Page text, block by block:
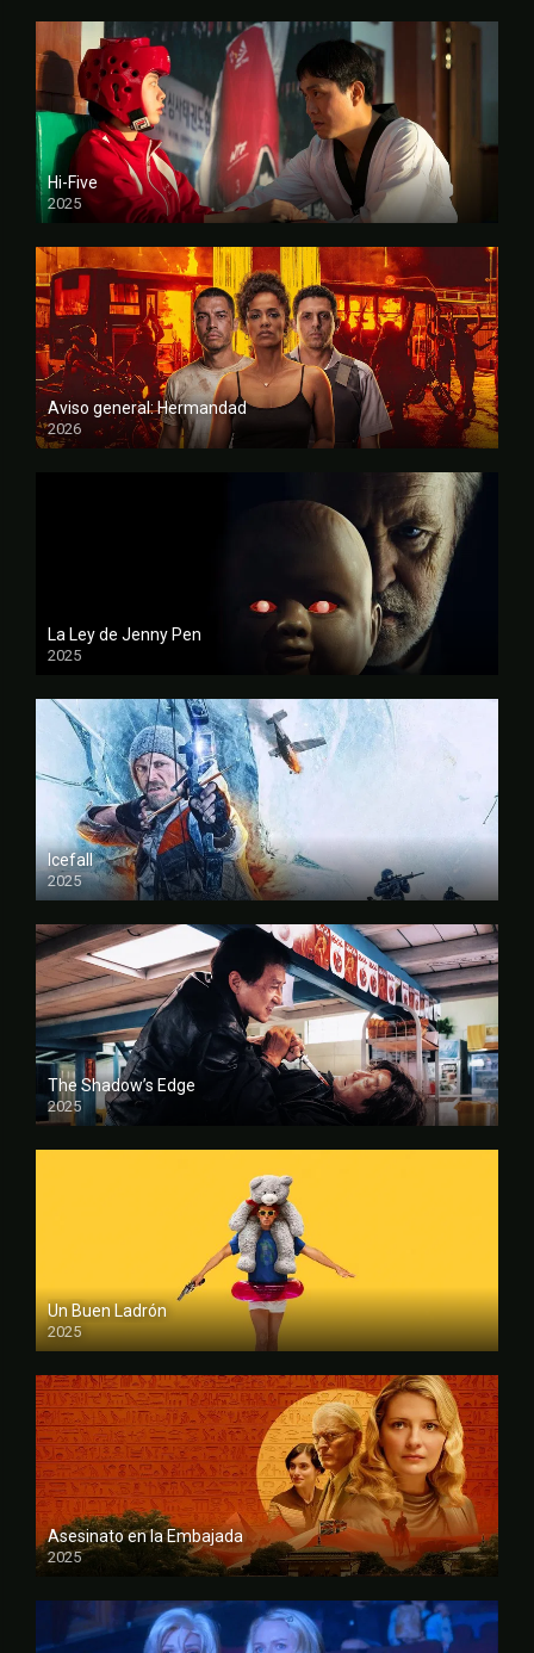
Hi-Five
2025
FULL HD
Aviso general: Hermandad
2026
FULL HD
La Ley de Jenny Pen
2025
FULL HD
Icefall
2025
FULL HD
The Shadow’s Edge
2025
FULL HD
Un Buen Ladrón
2025
FULL HD
Asesinato en la Embajada
2025
FULL HD